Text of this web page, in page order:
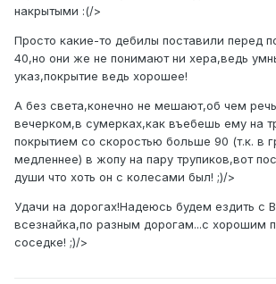
накрытыми :(/>
Просто какие-то дебилы поставили перед
40,но они же не понимают ни хера,ведь
указ,покрытие ведь хорошее!
А без света,конечно не мешают,об чем
вечерком,в сумерках,как въебешь ему на
покрытием со скоростью больше 90 (т.к. в
медленнее) в жопу на пару трупиков,вот
души что хоть он с колесами был! ;)/>
Удачи на дорогах!Надеюсь будем ездить с
всезнайка,по разным дорогам...с хорошим
соседке! ;)/>